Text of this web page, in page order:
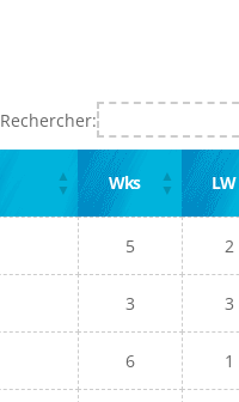
Rechercher:
Wks LW
5 2
3 3
6 1